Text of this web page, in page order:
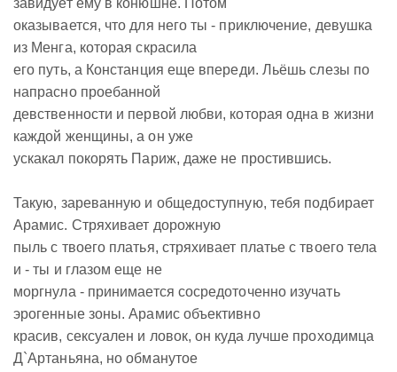
завидует ему в конюшне. Потом
оказывается, что для него ты - приключение, девушка
из Менга, которая скрасила
его путь, а Констанция еще впереди. Льёшь слезы по
напрасно проебанной
девственности и первой любви, которая одна в жизни
каждой женщины, а он уже
ускакал покорять Париж, даже не простившись.
Такую, зареванную и общедоступную, тебя подбирает
Арамис. Стряхивает дорожную
пыль с твоего платья, стряхивает платье с твоего тела
и - ты и глазом еще не
моргнула - принимается сосредоточенно изучать
эрогенные зоны. Арамис объективно
красив, сексуален и ловок, он куда лучше проходимца
Д`Артаньяна, но обманутое